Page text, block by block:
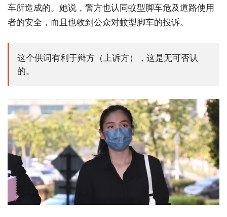
车所造成的。她说，警方也认同蚊型脚车危及道路使用
者的安全，而且也收到公众对蚊型脚车的投诉。
这个供词有利于辩方（上诉方），这是无可否认
的。